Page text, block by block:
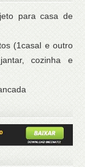
para casa de
(1casal e outro
cozinha e